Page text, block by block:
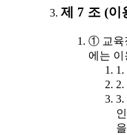
제 7 조 (이
① 교육
에는
3.